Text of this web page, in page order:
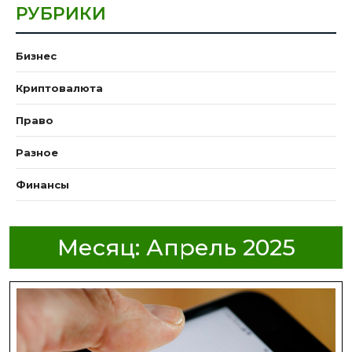
РУБРИКИ
Бизнес
Криптовалюта
Право
Разное
Финансы
Месяц: Апрель 2025